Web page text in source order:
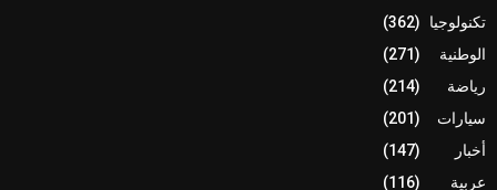
تكنولوجيا
(362)
الوطنية
(271)
رياضة
(214)
سيارات
(201)
أخبار
(147)
عربية
(116)